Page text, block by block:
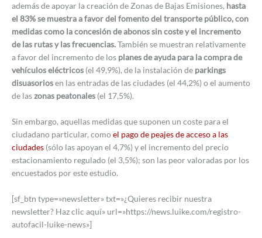
además de apoyar la creación de Zonas de Bajas Emisiones, hasta
el 83% se muestra a favor del fomento del transporte público, con
medidas como la concesión de abonos sin coste y el incremento
de las rutas y las frecuencias.También se muestran relativamente
a favor del incremento de los planes de ayuda para la compra de
vehículos eléctricos (el 49,9%), de la instalación de parkings
disuasoriosen las entradas de las ciudades (el 44,2%) o el aumento
de laszonas peatonales (el 17,5%).
Sin embargo, aquellas medidas que suponen un coste para el
ciudadano particular, comoel pago de peajes de acceso a las
ciudades (sólo las apoyan el 4,7%) y el incremento del precio
estacionamiento regulado (el 3,5%); son las peor valoradas por los
encuestados por este estudio.
[sf_btn type=»newsletter» txt=»¿Quieres recibir nuestra
newsletter? Haz clic aquí» url=»https://news.luike.com/registro-
autofacil-luike-news»]